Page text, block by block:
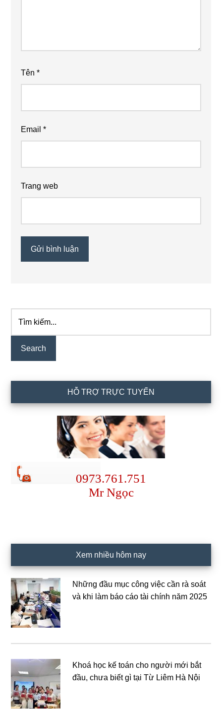
Tên*
Email*
Trang web
Primary
Sidebar
kiếm...
HỖ TRỢ TRỰC TUYẾN
0973.761.751
Mr Ngọc
Xem nhiều hôm nay
Những đầu mục công việc cần rà soát
và khi làm báo cáo tài chính năm 2025
Khoá học kế toán cho người mới bắt
đầu, chưa biết gì tại Từ Liêm Hà Nội